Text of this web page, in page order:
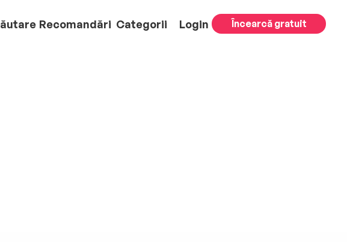
Recomandări Categorii Login Încearcă gratuit